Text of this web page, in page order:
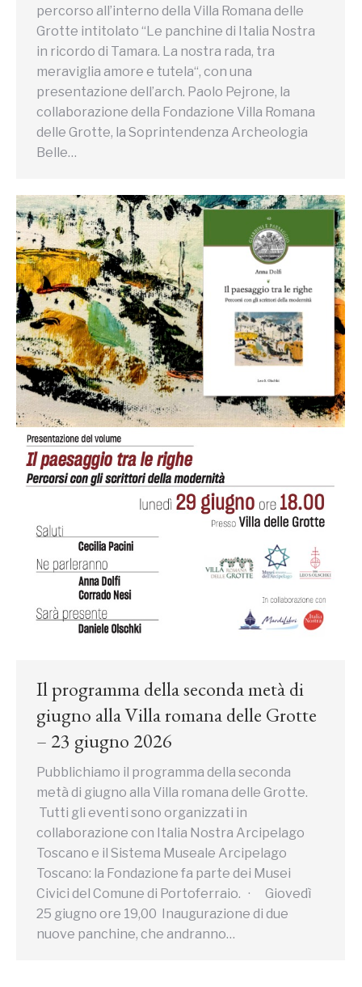
percorso all’interno della Villa Romana delle
Grotte intitolato “Le panchine di Italia Nostra
in ricordo di Tamara. La nostra rada, tra
meraviglia amore e tutela“, con una
presentazione dell’arch. Paolo Pejrone, la
collaborazione della Fondazione Villa Romana
delle Grotte, la Soprintendenza Archeologia
Belle…
Il programma della seconda metà di
giugno alla Villa romana delle Grotte
– 23 giugno 2026
Pubblichiamo il programma della seconda
metà di giugno alla Villa romana delle Grotte.
Tutti gli eventi sono organizzati in
collaborazione con Italia Nostra Arcipelago
Toscano e il Sistema Museale Arcipelago
Toscano: la Fondazione fa parte dei Musei
Civici del Comune di Portoferraio. · Giovedì
25 giugno ore 19,00 Inaugurazione di due
nuove panchine, che andranno…